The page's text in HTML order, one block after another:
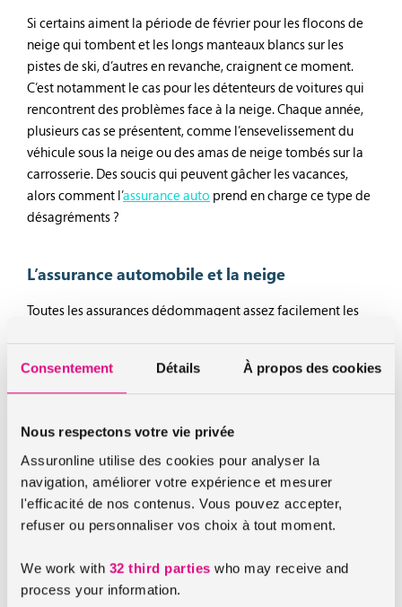
Consentement Détails À propos des cookies
Nous respectons votre vie privée
Assuronline utilise des cookies pour analyser la
navigation, améliorer votre expérience et mesurer
l'efficacité de nos contenus. Vous pouvez accepter,
refuser ou personnaliser vos choix à tout moment.
We work with 32 third parties who may receive and
process your information.
Si certains aiment la période de février pour les flocons de
neige qui tombent et les longs manteaux blancs sur les
pistes de ski, d’autres en revanche, craignent ce moment.
C’est notamment le cas pour les détenteurs de voitures qui
rencontrent des problèmes face à la neige. Chaque année,
plusieurs cas se présentent, comme l’ensevelissement du
véhicule sous la neige ou des amas de neige tombés sur la
carrosserie. Des soucis qui peuvent gâcher les vacances,
alors comment l’assurance auto prend en charge ce type de
désagréments ?
L’assurance automobile et la neige
Toutes les assurances dédommagent assez facilement les
automatiquement certains types de dommages matériels,
comme ceux dû la neige. Veillez toujours à ce que vous ayez
pour ce genre de dégât. assuronline propose une prise en
charge en cas de dommages résultant de l’action directe de
la neige grâce à une souscription au minimum de la formule
CONFORT.
réalisés si vous êtes assurés au tiers, avec comme base une
prise en charge de dommages corporels au conducteur, vol